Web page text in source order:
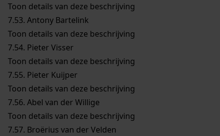
Toon details van deze beschrijving
7.53. Antony Bartelink
Toon details van deze beschrijving
7.54. Pieter Visser
Toon details van deze beschrijving
7.55. Pieter Kuijper
Toon details van deze beschrijving
7.56. Abel van der Willige
Toon details van deze beschrijving
7.57. Broërius van der Velden